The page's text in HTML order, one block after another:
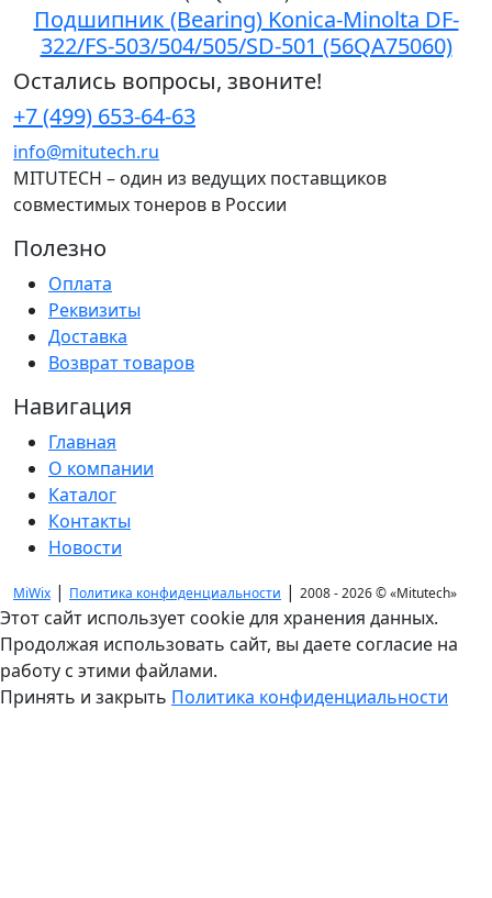
Подшипник (Bearing) Konica-Minolta DF-
322/FS-503/504/505/SD-501 (56QA75060)
Остались вопросы, звоните!
+7 (499) 653-64-63
info@mitutech.ru
MITUTECH – один из ведущих поставщиков
совместимых тонеров в России
Полезно
Оплата
Реквизиты
Доставка
Возврат товаров
Навигация
Главная
О компании
Каталог
Контакты
Новости
MiWix | Политика конфиденциальности | 2008 - 2026 ©«Mitutech»
Этот сайт использует cookie для хранения данных.
Продолжая использовать сайт, вы даете согласие на
работу с этими файлами.
Принять и закрыть Политика конфиденциальности